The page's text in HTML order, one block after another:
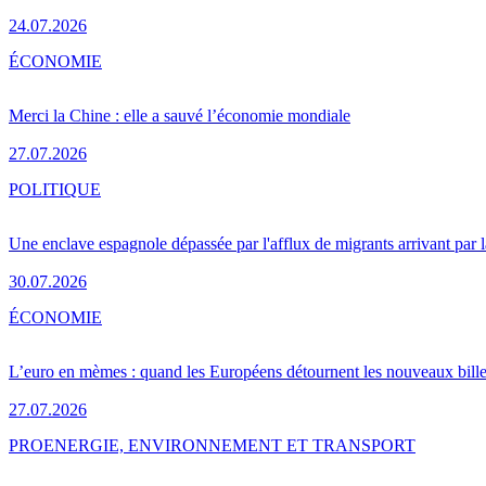
24.07.2026
Merci la Chine : elle a sauvé l’économie mondiale
27.07.2026
ÉCONOMIE
Une enclave espagnole dépassée par l'afflux de migrants arrivant par
30.07.2026
POLITIQUE
L’euro en mèmes : quand les Européens détournent les nouveaux
27.07.2026
ÉCONOMIE
PROENERGIE, ENVIRONNEMENT ET TRANSPORT